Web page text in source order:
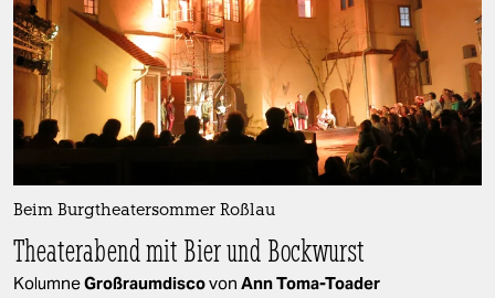
Beim Burgtheatersommer Roßlau
Theaterabend mit Bier und Bockwurst
KolumneGroßraumdiscovon Ann Toma-Toader